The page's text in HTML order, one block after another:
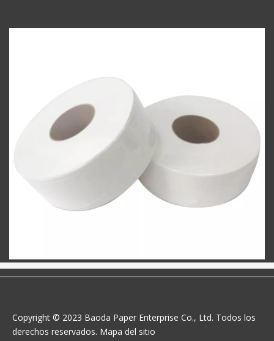
Copyright © 2023 Baoda Paper Enterprise Co., Ltd. Todos los
derechos reservados. Mapa del sitio